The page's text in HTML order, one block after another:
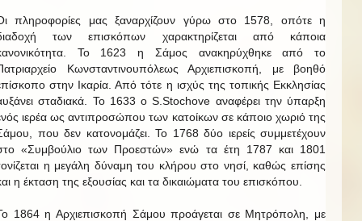
πληροφορίες μας ξαναρχίζουν γύρω στο 1578, οπότε η
των επισκόπων χαρακτηρίζεται από κάποια
Το 1623 η Σάμος ανακηρύχθηκε από το
Κωνσταντινουπόλεως Αρχιεπισκοπή, με βοηθό
στην Ικαρία. Από τότε η ισχύς της τοπικής Εκκλησίας
σταδιακά. Το 1633 ο S.Stochove αναφέρει την ύπαρξη
ιερέα ως αντιπροσώπου των κατοίκων σε κάποιο χωριό της
που δεν κατονομάζει. Το 1768 δύο ιερείς συμμετέχουν
«Συμβούλιο των Προεστών» ενώ τα έτη 1787 και 1801
η μεγάλη δύναμη του κλήρου στο νησί, καθώς επίσης
η έκταση της εξουσίας και τα δικαιώματα του επισκόπου.
1864 η Αρχιεπισκοπή Σάμου προάγεται σε Μητρόπολη, με